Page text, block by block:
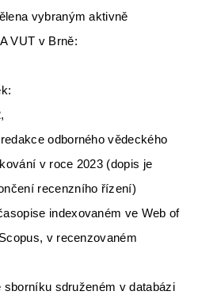
vybraným aktivně
VUT v Brně:
odborného vědeckého
v roce 2023 (dopis je
recenzního řízení)
indexovaném ve Web of
v recenzovaném
sdruženém v databázi